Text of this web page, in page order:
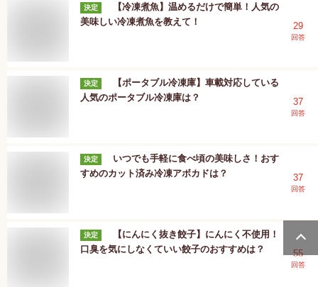
決定
【冷凍煮魚】温めるだけで簡単！人気の
美味しい冷凍煮魚を教えて！
29
回答
決定
【ポータブル冷凍庫】車載対応している
人気のポータブル冷凍庫は？
37
回答
決定
いつでも手軽に食べ頃の美味しさ！おす
すめのカット済み冷凍アボカドは？
37
回答
決定
【にんにく抜き餃子】にんにく不使用！
口臭を気にしなくていい餃子のおすすめは？
55
回答